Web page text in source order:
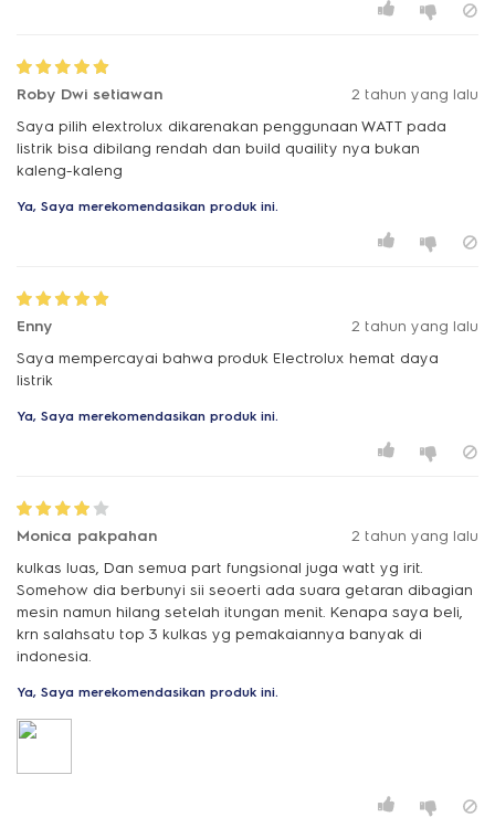
Roby Dwi setiawan
2 tahun yang lalu
Saya pilih elextrolux dikarenakan penggunaan WATT pada
listrik bisa dibilang rendah dan build quaility nya bukan
kaleng-kaleng
Ya, Saya merekomendasikan produk ini.
Enny
2 tahun yang lalu
Saya mempercayai bahwa produk Electrolux hemat daya
listrik
Ya, Saya merekomendasikan produk ini.
Monica pakpahan
2 tahun yang lalu
kulkas luas, Dan semua part fungsional juga watt yg irit.
Somehow dia berbunyi sii seoerti ada suara getaran dibagian
mesin namun hilang setelah itungan menit. Kenapa saya beli,
krn salahsatu top 3 kulkas yg pemakaiannya banyak di
indonesia.
Ya, Saya merekomendasikan produk ini.